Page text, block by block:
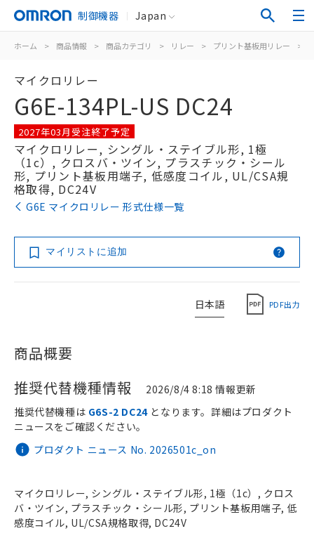
制御機器 Japan
ホーム > 商品情報 > 商品カテゴリ > リレー > プリント基板用リレー >
マイクロリレー
G6E-134PL-US DC24
2027年03月受注終了予定
マイクロリレー, シングル・ステイブル形, 1極
（1c）, クロスバ・ツイン, プラスチック・シール
形, プリント基板用端子, 低感度コイル, UL/CSA規
格取得, DC24V
G6E マイクロリレー 形式仕様一覧
マイリストに追加
日本語 PDF出力
商品概要
推奨代替機種情報
2026/8/4 8:18 情報更新
プロダクト ニュース No. 2026501c_on
推奨代替機種は G6S-2 DC24となります。詳細はプロダクト
ニュースをご確認ください。
マイクロリレー, シングル・ステイブル形, 1極（1c）, クロス
バ・ツイン, プラスチック・シール形, プリント基板用端子, 低
感度コイル, UL/CSA規格取得, DC24V